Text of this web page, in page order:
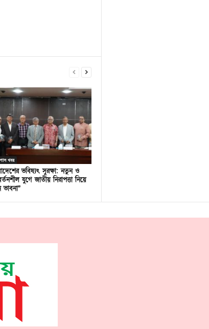
খবর
ভবিষ্যৎ সুরক্ষা: নতুন ও
যুগে জাতীয় নিরাপত্তা নিয়ে